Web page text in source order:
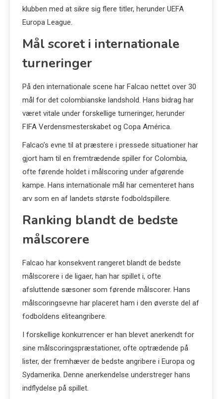
klubben med at sikre sig flere titler, herunder UEFA
Europa League.
Mål scoret i internationale
turneringer
På den internationale scene har Falcao nettet over 30
mål for det colombianske landshold. Hans bidrag har
været vitale under forskellige turneringer, herunder
FIFA Verdensmesterskabet og Copa América.
Falcao’s evne til at præstere i pressede situationer har
gjort ham til en fremtrædende spiller for Colombia,
ofte førende holdet i målscoring under afgørende
kampe. Hans internationale mål har cementeret hans
arv som en af landets største fodboldspillere.
Ranking blandt de bedste
målscorere
Falcao har konsekvent rangeret blandt de bedste
målscorere i de ligaer, han har spillet i, ofte
afsluttende sæsoner som førende målscorer. Hans
målscoringsevne har placeret ham i den øverste del af
fodboldens eliteangribere.
I forskellige konkurrencer er han blevet anerkendt for
sine målscoringspræstationer, ofte optrædende på
lister, der fremhæver de bedste angribere i Europa og
Sydamerika. Denne anerkendelse understreger hans
indflydelse på spillet.